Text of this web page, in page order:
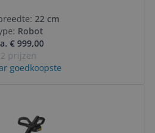
22 cm
Robot
€ 999,00
2 prijzen
goedkoopste